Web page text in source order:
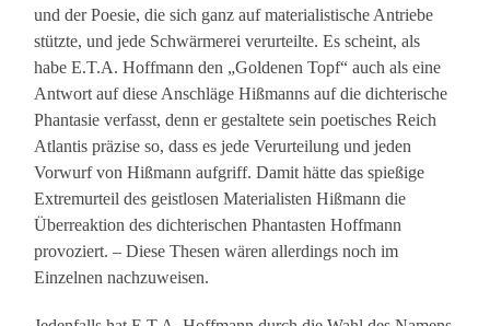
und der Poesie, die sich ganz auf materialistische Antriebe
stützte, und jede Schwärmerei verurteilte. Es scheint, als
habe E.T.A. Hoffmann den „Goldenen Topf“ auch als eine
Antwort auf diese Anschläge Hißmanns auf die dichterische
Phantasie verfasst, denn er gestaltete sein poetisches Reich
Atlantis präzise so, dass es jede Verurteilung und jeden
Vorwurf von Hißmann aufgriff. Damit hätte das spießige
Extremurteil des geistlosen Materialisten Hißmann die
Überreaktion des dichterischen Phantasten Hoffmann
provoziert. – Diese Thesen wären allerdings noch im
Einzelnen nachzuweisen.